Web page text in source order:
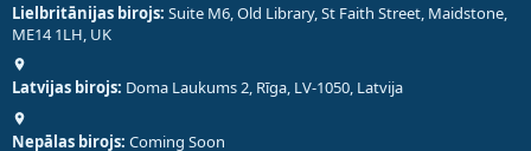
Lielbritānijas birojs: Suite M6, Old Library, St Faith Street, Maidstone,
ME14 1LH, UK
Latvijas birojs: Doma Laukums 2, Rīga, LV-1050, Latvija
Nepālas birojs: Coming Soon